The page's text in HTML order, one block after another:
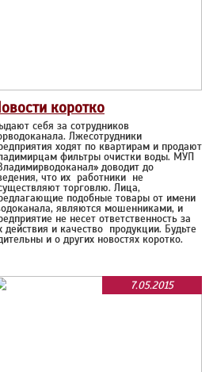
коротко
себя за сотрудников
Лжесотрудники
ходят по квартирам и продают
фильтры очистки воды. МУП
доводит до
что их работники не
торговлю. Лица,
подобные товары от имени
являются мошенниками, и
не несет ответственность за
действия и качество продукции. Будьте
и о других новостях коротко.
7.05.2015